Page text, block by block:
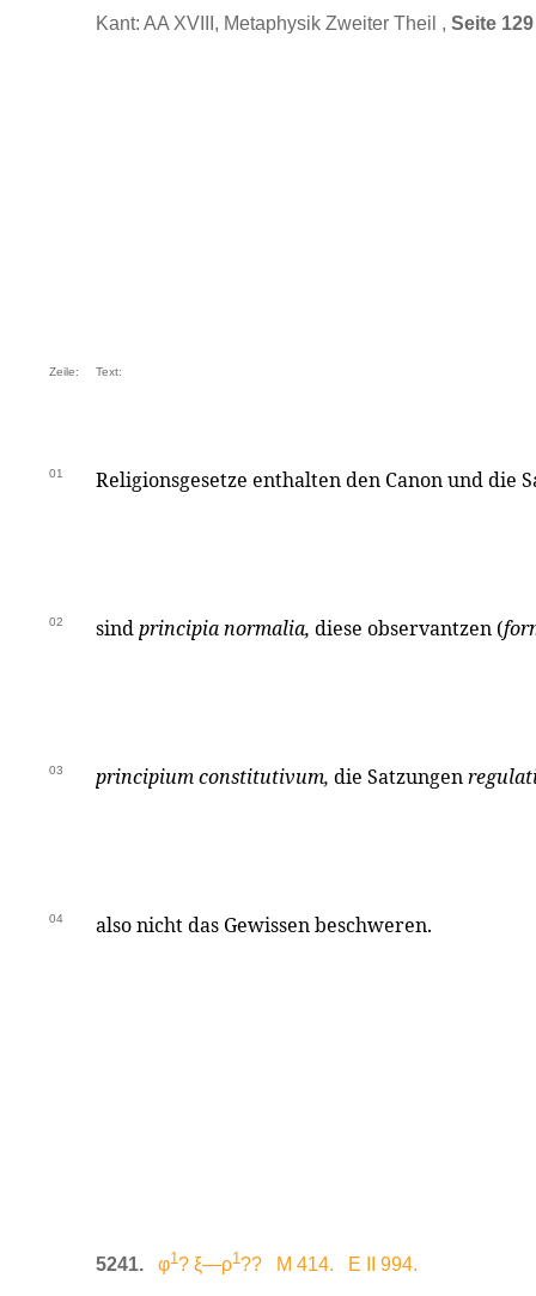
Kant: AA XVIII, Metaphysik Zweiter Theil , Seite 129
Zeile: Text:
01 Religionsgesetze enthalten den Canon und die
02 sindprincipia normalia, diese observantzen (
03 principium constitutivum, die Satzungen
04 also nicht das Gewissen beschweren.
5241. φ1? ξ—ρ1?? M 414. E II 994.